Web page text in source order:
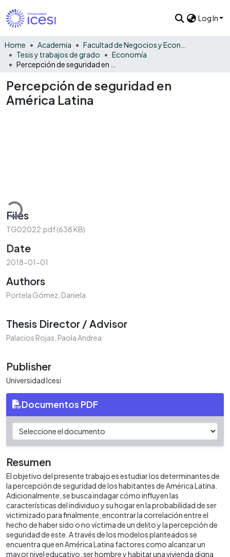
Log In
Home Academia
Tesis y trabajos de grado
Economía
Percepción de seguridad en
América Latina
Loading...
Files
TG02022.pdf(638 KB)
Date
2018-01-01
Authors
Portela Gómez, Daniela
Thesis Director / Advisor
Palacios Rojas, Paola Andrea
Publisher
Universidad Icesi
Documentos PDF
Resumen
El objetivo del presente trabajo es estudiar los determinantes de
la percepción de seguridad de los habitantes de América Latina.
Adicionalmente, se busca indagar cómo influyen las
características del individuo y su hogar en la probabilidad de ser
victimizado para finalmente, encontrar la correlación entre el
hecho de haber sido o no víctima de un delito y la percepción de
seguridad de este. A través de los modelos planteados se
encuentra que en América Latina factores como alcanzar un
mayor nivel educativo, ser hombre y habitar una vivienda digna